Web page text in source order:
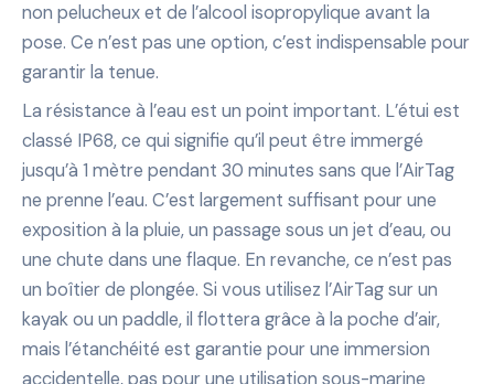
non pelucheux et de l’alcool isopropylique avant la
pose. Ce n’est pas une option, c’est indispensable pour
garantir la tenue.
La résistance à l’eau est un point important. L’étui est
classé IP68, ce qui signifie qu’il peut être immergé
jusqu’à 1 mètre pendant 30 minutes sans que l’AirTag
ne prenne l’eau. C’est largement suffisant pour une
exposition à la pluie, un passage sous un jet d’eau, ou
une chute dans une flaque. En revanche, ce n’est pas
un boîtier de plongée. Si vous utilisez l’AirTag sur un
kayak ou un paddle, il flottera grâce à la poche d’air,
mais l’étanchéité est garantie pour une immersion
accidentelle, pas pour une utilisation sous-marine